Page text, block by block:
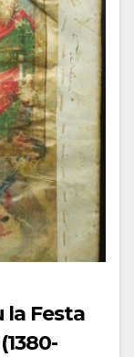
la Festa